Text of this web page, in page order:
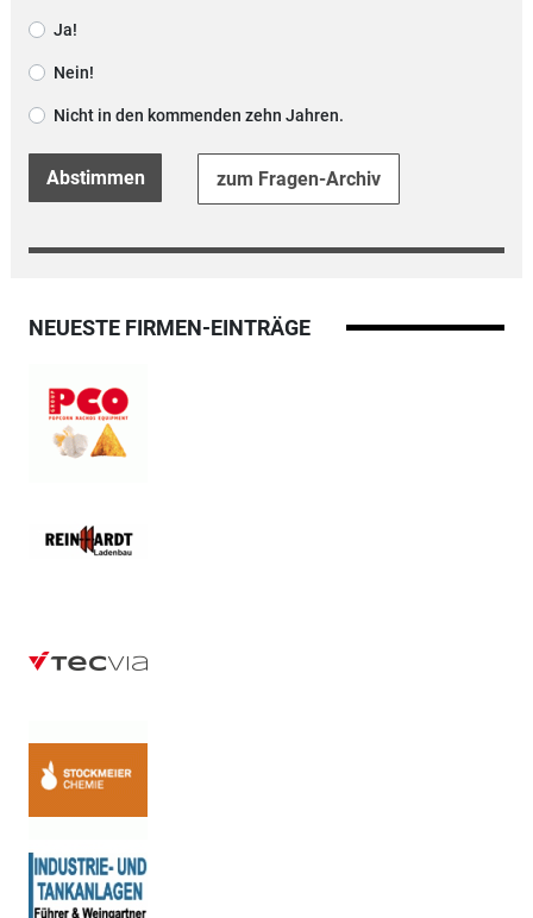
Ja!
Nein!
Nicht in den kommenden zehn Jahren.
Abstimmen zum Fragen-Archiv
NEUESTE FIRMEN-EINTRÄGE